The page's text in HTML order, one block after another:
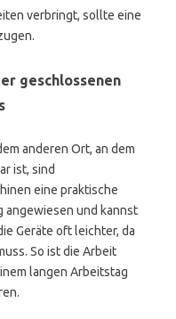
verbringt, sollte eine
geschlossenen
anderen Ort, an dem
ist, sind
eine praktische
angewiesen und kannst
Geräte oft leichter, da
So ist die Arbeit
langen Arbeitstag